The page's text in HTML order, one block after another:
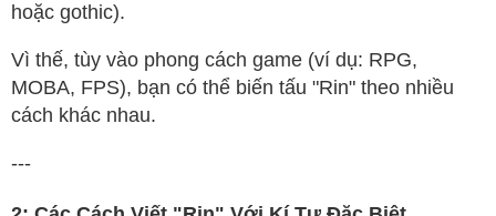
hoặc gothic).
Vì thế, tùy vào phong cách game (ví dụ: RPG,
MOBA, FPS), bạn có thể biến tấu "Rin" theo nhiều
cách khác nhau.
---